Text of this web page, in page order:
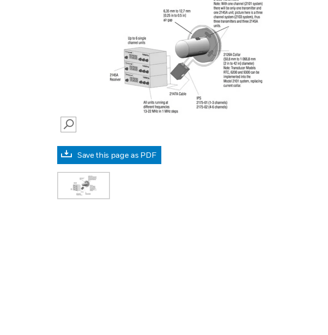
SEARCH
Save this page as PDF